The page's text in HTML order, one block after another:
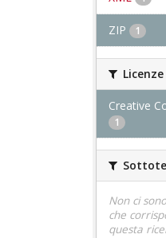
ZIP 1
Creative
1
Non ci
che
questa